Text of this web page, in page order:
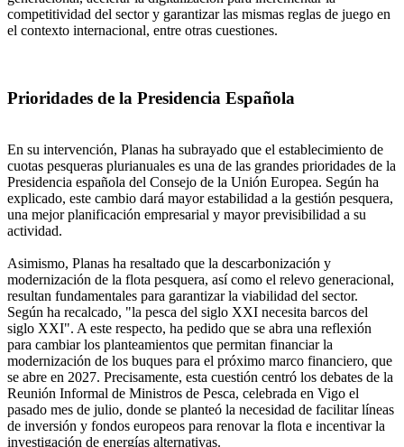
competitividad del sector y garantizar las mismas reglas de juego en
el contexto internacional, entre otras cuestiones.
Prioridades de la Presidencia Española
En su intervención, Planas ha subrayado que el establecimiento de
cuotas pesqueras plurianuales es una de las grandes prioridades de la
Presidencia española del Consejo de la Unión Europea. Según ha
explicado, este cambio dará mayor estabilidad a la gestión pesquera,
una mejor planificación empresarial y mayor previsibilidad a su
actividad.
Asimismo, Planas ha resaltado que la descarbonización y
modernización de la flota pesquera, así como el relevo generacional,
resultan fundamentales para garantizar la viabilidad del sector.
Según ha recalcado, "la pesca del siglo XXI necesita barcos del
siglo XXI". A este respecto, ha pedido que se abra una reflexión
para cambiar los planteamientos que permitan financiar la
modernización de los buques para el próximo marco financiero, que
se abre en 2027. Precisamente, esta cuestión centró los debates de la
Reunión Informal de Ministros de Pesca, celebrada en Vigo el
pasado mes de julio, donde se planteó la necesidad de facilitar líneas
de inversión y fondos europeos para renovar la flota e incentivar la
investigación de energías alternativas.